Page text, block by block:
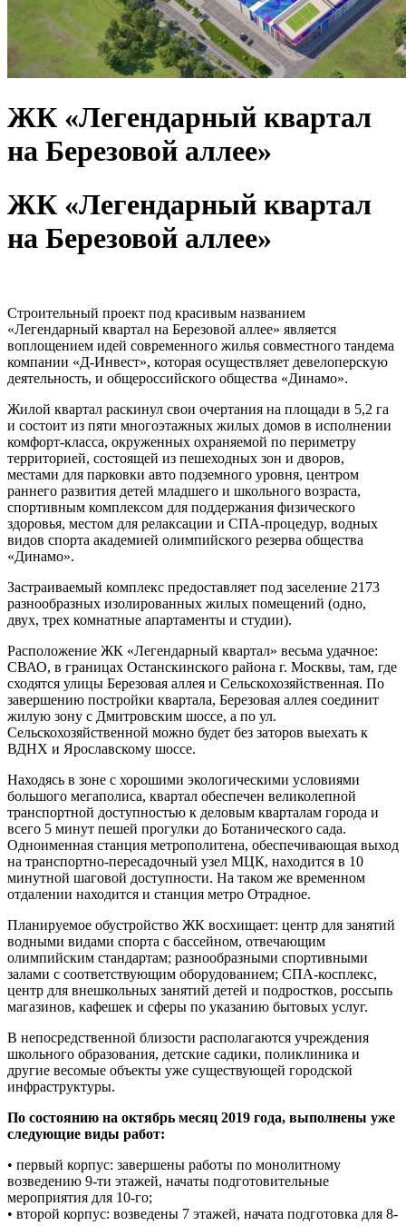
ЖК «Легендарный квартал
на Березовой аллее»
ЖК «Легендарный квартал
на Березовой аллее»
Строительный проект под красивым названием
«Легендарный квартал на Березовой аллее» является
воплощением идей современного жилья совместного тандема
компании «Д-Инвест», которая осуществляет девелоперскую
деятельность, и общероссийского общества «Динамо».
Жилой квартал раскинул свои очертания на площади в 5,2 га
и состоит из пяти многоэтажных жилых домов в исполнении
комфорт-класса, окруженных охраняемой по периметру
территорией, состоящей из пешеходных зон и дворов,
местами для парковки авто подземного уровня, центром
раннего развития детей младшего и школьного возраста,
спортивным комплексом для поддержания физического
здоровья, местом для релаксации и СПА-процедур, водных
видов спорта академией олимпийского резерва общества
«Динамо».
Застраиваемый комплекс предоставляет под заселение 2173
разнообразных изолированных жилых помещений (одно,
двух, трех комнатные апартаменты и студии).
Расположение ЖК «Легендарный квартал» весьма удачное:
СВАО, в границах Останскинского района г. Москвы, там, где
сходятся улицы Березовая аллея и Сельскохозяйственная. По
завершению постройки квартала, Березовая аллея соединит
жилую зону с Дмитровским шоссе, а по ул.
Сельскохозяйственной можно будет без заторов выехать к
ВДНХ и Ярославскому шоссе.
Находясь в зоне с хорошими экологическими условиями
большого мегаполиса, квартал обеспечен великолепной
транспортной доступностью к деловым кварталам города и
всего 5 минут пешей прогулки до Ботанического сада.
Одноименная станция метрополитена, обеспечивающая выход
на транспортно-пересадочный узел МЦК, находится в 10
минутной шаговой доступности. На таком же временном
отдалении находится и станция метро Отрадное.
Планируемое обустройство ЖК восхищает: центр для занятий
водными видами спорта с бассейном, отвечающим
олимпийским стандартам; разнообразными спортивными
залами с соответствующим оборудованием; СПА-косплекс,
центр для внешкольных занятий детей и подростков, россыпь
магазинов, кафешек и сферы по указанию бытовых услуг.
В непосредственной близости располагаются учреждения
школьного образования, детские садики, поликлиника и
другие весомые объекты уже существующей городской
инфраструктуры.
По состоянию на октябрь месяц 2019 года, выполнены уже
следующие виды работ:
• первый корпус: завершены работы по монолитному
возведению 9-ти этажей, начаты подготовительные
мероприятия для 10-го;
• второй корпус: возведены 7 этажей, начата подготовка для 8-